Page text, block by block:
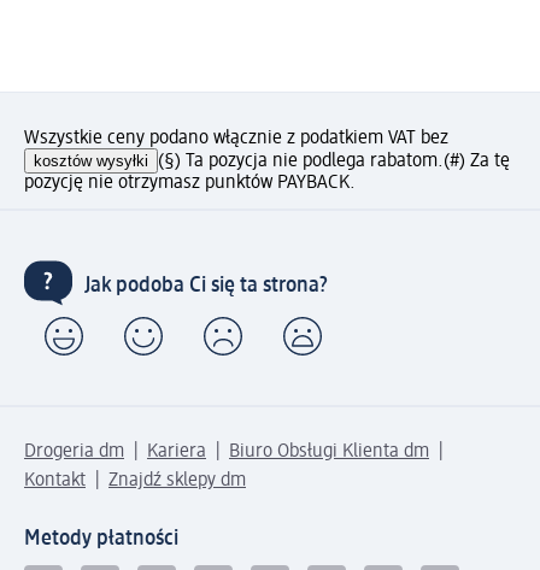
Wszystkie ceny podano włącznie z podatkiem VAT bez
kosztów wysyłki (§) Ta pozycja nie podlega rabatom.(#) Za tę
pozycję nie otrzymasz punktów PAYBACK.
Jak podoba Ci się ta strona?
Drogeria dm Kariera
Biuro Obsługi Klienta dm
Kontakt
Znajdź sklepy dm
Metody płatności